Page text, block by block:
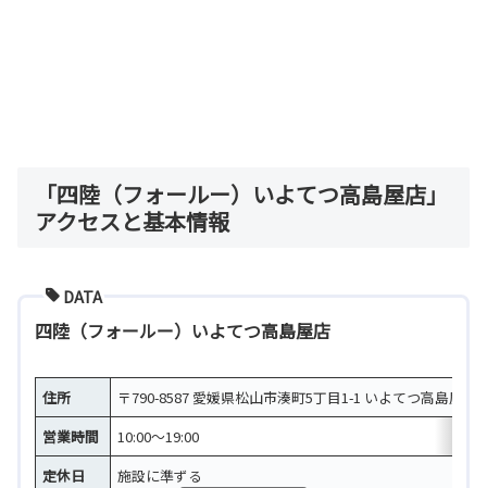
「四陸（フォールー）いよてつ高島屋店」
アクセスと基本情報
DATA
四陸（フォールー）いよてつ高島屋店
住所
〒790-8587 愛媛県松山市湊町5丁目1-1 いよてつ高島屋
営業時間
10:00～19:00
定休日
施設に準ずる